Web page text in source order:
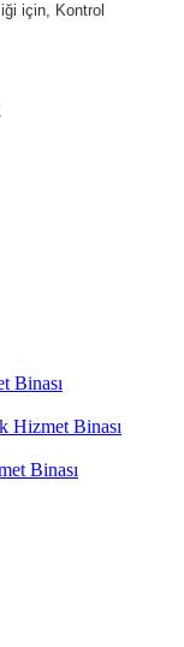
için, Kontrol
Binası
Hizmet Binası
Binası